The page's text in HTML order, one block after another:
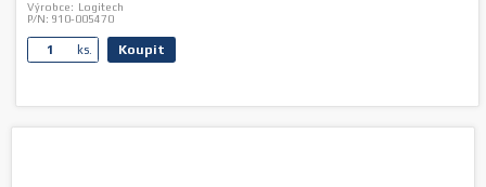
Výrobce: Logitech
P/N: 910-005470
ks. Koupit